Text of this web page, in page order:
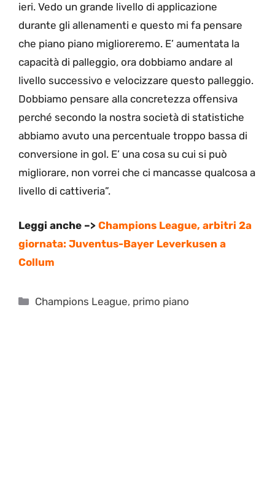
ieri. Vedo un grande livello di applicazione
durante gli allenamenti e questo mi fa pensare
che piano piano miglioreremo. E’ aumentata la
capacità di palleggio, ora dobbiamo andare al
livello successivo e velocizzare questo palleggio.
Dobbiamo pensare alla concretezza offensiva
perché secondo la nostra società di statistiche
abbiamo avuto una percentuale troppo bassa di
conversione in gol. E’ una cosa su cui si può
migliorare, non vorrei che ci mancasse qualcosa a
livello di cattiveria”.
Leggi anche –> Champions League, arbitri 2a
giornata: Juventus-Bayer Leverkusen a
Collum
Categorie
Champions League, primo piano